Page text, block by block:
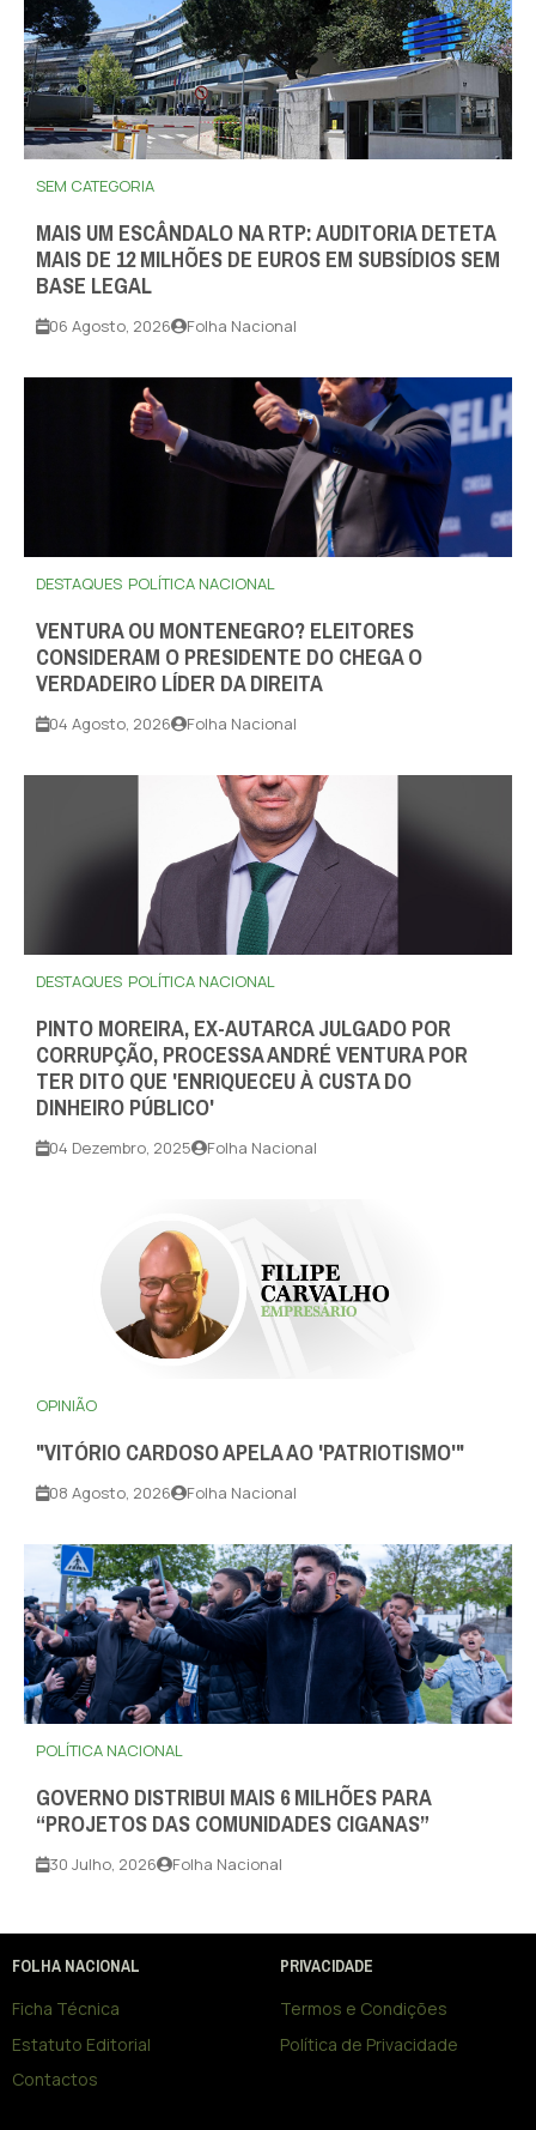
SEM CATEGORIA
MAIS UM ESCÂNDALO NA RTP: AUDITORIA DETETA
MAIS DE 12 MILHÕES DE EUROS EM SUBSÍDIOS SEM
BASE LEGAL
06 Agosto, 2026 Folha Nacional
DESTAQUES POLÍTICA NACIONAL
VENTURA OU MONTENEGRO? ELEITORES
CONSIDERAM O PRESIDENTE DO CHEGA O
VERDADEIRO LÍDER DA DIREITA
04 Agosto, 2026 Folha Nacional
DESTAQUES POLÍTICA NACIONAL
PINTO MOREIRA, EX-AUTARCA JULGADO POR
CORRUPÇÃO, PROCESSA ANDRÉ VENTURA POR
TER DITO QUE 'ENRIQUECEU À CUSTA DO
DINHEIRO PÚBLICO'
04 Dezembro, 2025 Folha Nacional
OPINIÃO
"VITÓRIO CARDOSO APELA AO 'PATRIOTISMO'"
08 Agosto, 2026 Folha Nacional
POLÍTICA NACIONAL
GOVERNO DISTRIBUI MAIS 6 MILHÕES PARA
“PROJETOS DAS COMUNIDADES CIGANAS”
30 Julho, 2026 Folha Nacional
FOLHA NACIONAL
Ficha Técnica
Estatuto Editorial
Contactos
PRIVACIDADE
Termos e Condições
Política de Privacidade